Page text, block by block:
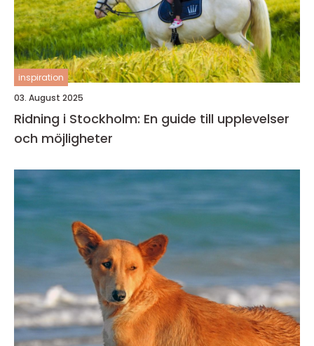
inspiration
03. August 2025
Ridning i Stockholm: En guide till upplevelser
och möjligheter